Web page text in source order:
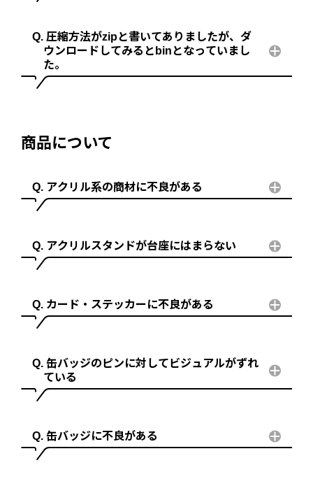
圧縮方法がzipと書いてありましたが、ダ
ウンロードしてみるとbinとなっていまし
た。
商品について
アクリル系の商材に不良がある
アクリルスタンドが台座にはまらない
カード・ステッカーに不良がある
缶バッジのピンに対してビジュアルがずれ
ている
缶バッジに不良がある